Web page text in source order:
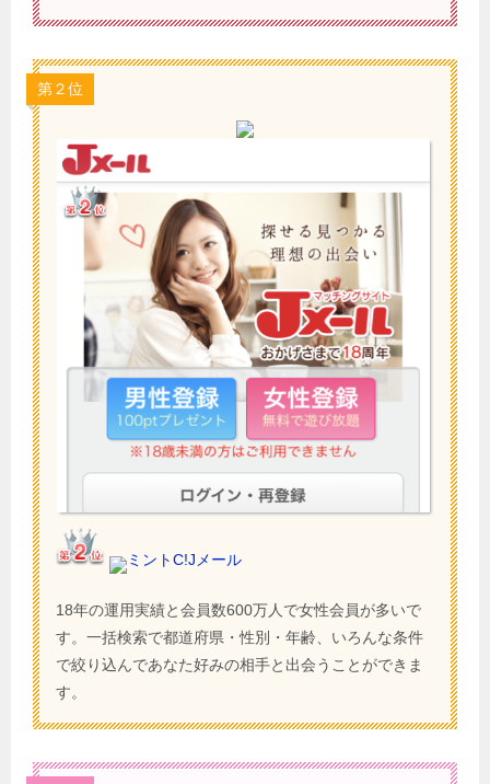
第２位
ミントC!Jメール
18年の運用実績と会員数600万人で女性会員が多いで
す。一括検索で都道府県・性別・年齢、いろんな条件
で絞り込んであなた好みの相手と出会うことができま
す。